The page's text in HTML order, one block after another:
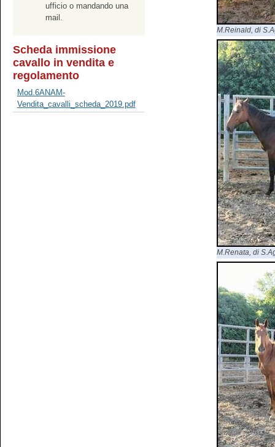
ufficio o mandando una
mail.
Scheda immissione
cavallo in vendita e
regolamento
Mod.6ANAM-
Vendita_cavalli_scheda_2019.pdf
M.Reinald, di
M.Renata, di